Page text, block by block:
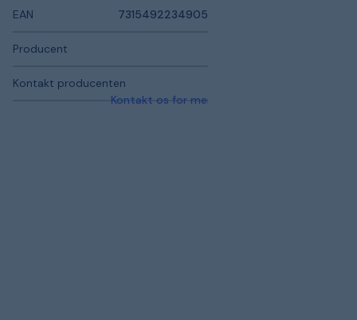
EAN 7315492234905
Producent
Kontakt producenten
Kontakt os for mere information